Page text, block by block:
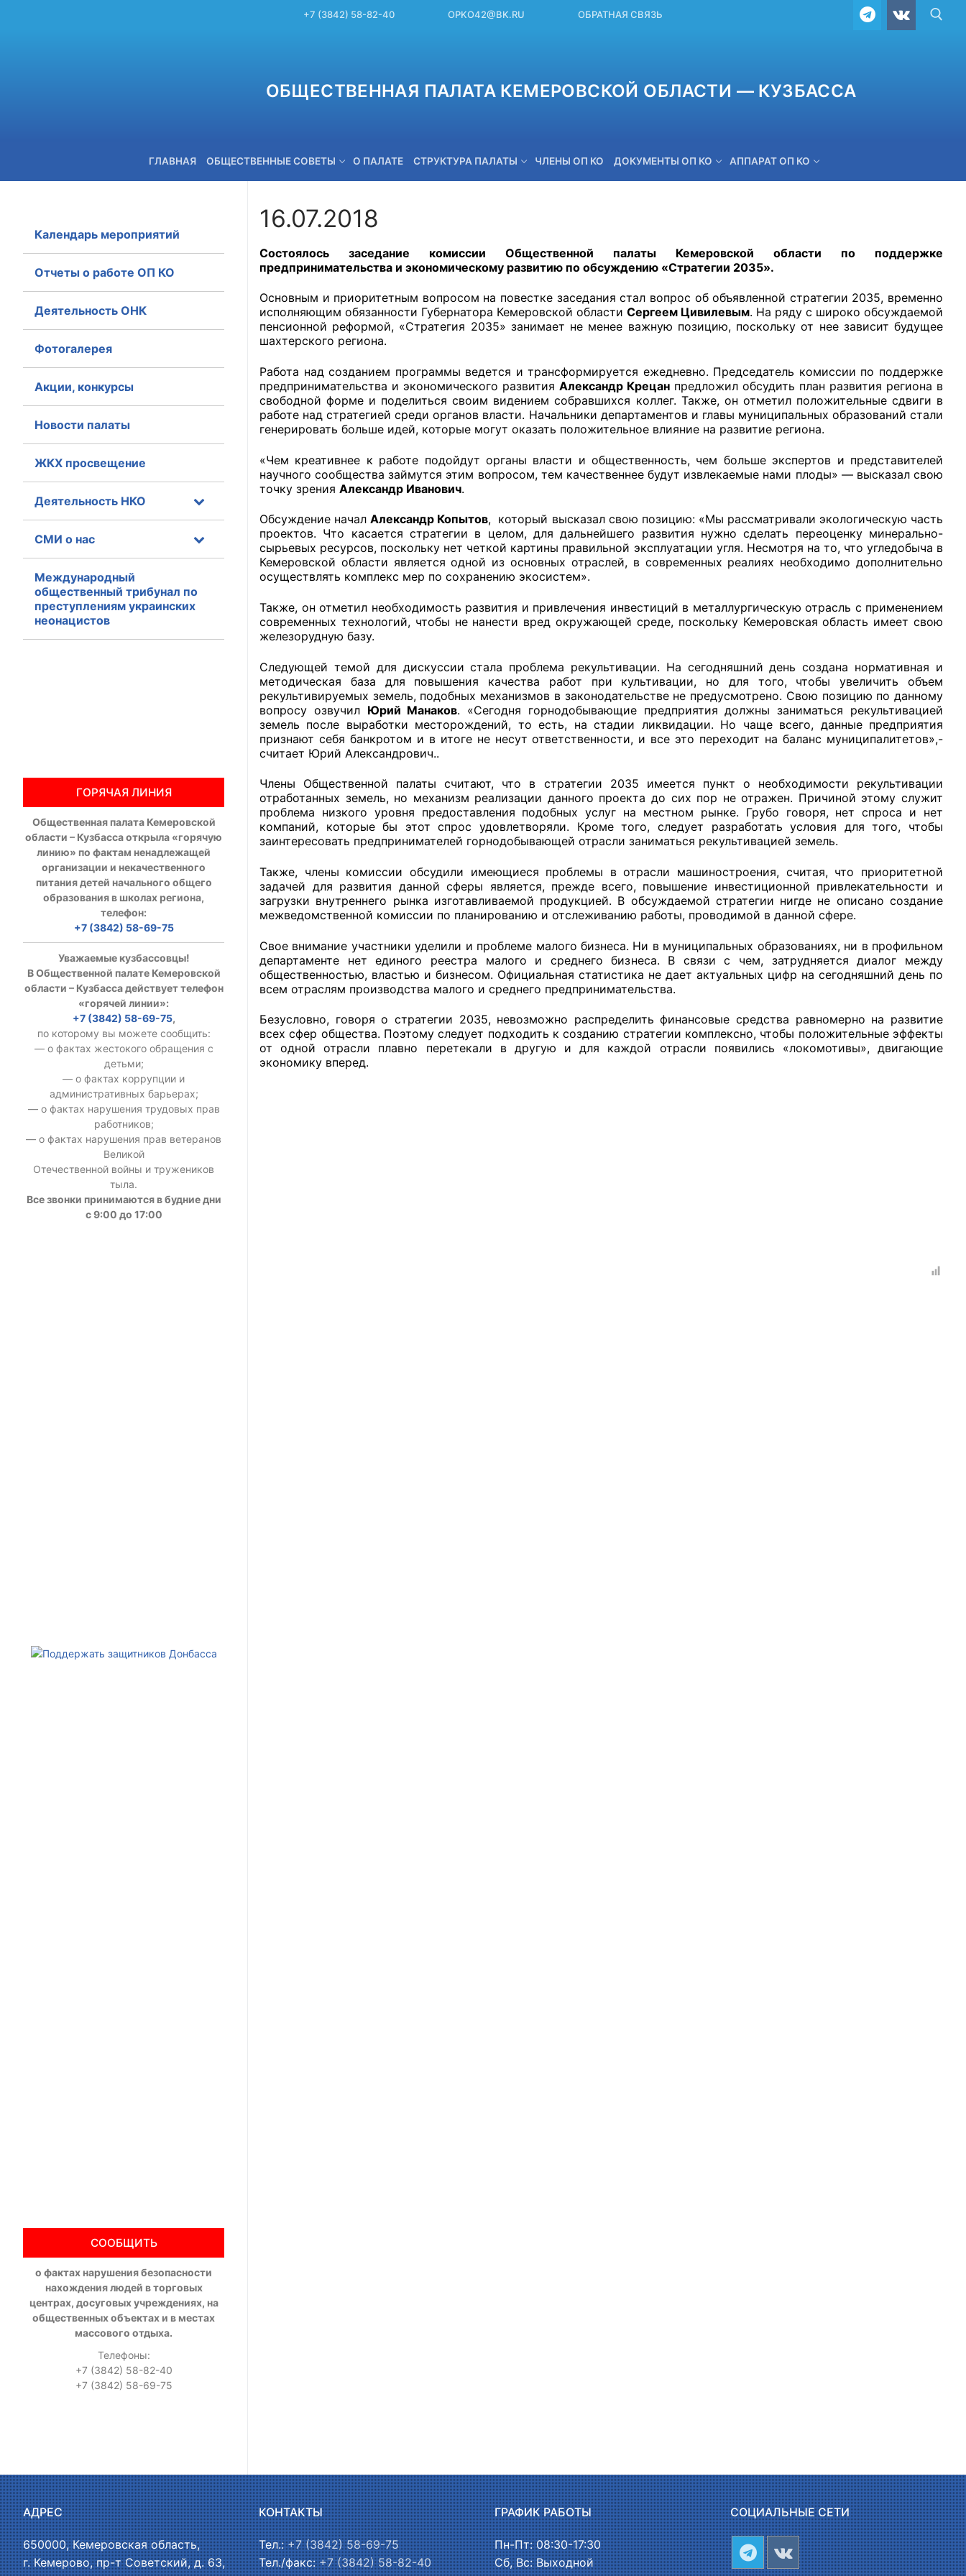
+7 (3842) 58-82-40 OPKO42@BK.RU ОБРАТНАЯ СВЯЗЬ
ОБЩЕСТВЕННАЯ ПАЛАТА КЕМЕРОВСКОЙ ОБЛАСТИ — КУЗБАССА
ГЛАВНАЯ ОБЩЕСТВЕННЫЕ СОВЕТЫ О ПАЛАТЕ СТРУКТУРА ПАЛАТЫ ЧЛЕНЫ ОП КО ДОКУМЕНТЫ ОП КО АППАРАТ ОП КО
+7 (3842) 58-82-40 OPKO42@BK.RU ОБРАТНАЯ СВЯЗЬ
Общественные советы
Общественные советы при территориальных органах федеральных органов
исполнительной власти
Общественные советы по проведению независимой оценки качества условий
оказания услуг
О Палате
Структура Палаты
Комиссии
Экспертный совет ОП КО
Совет ОП КО
Общественный штаб
Члены ОП КО
Документы ОП КО
Регламент ОП КО
Кодекс этики ОП КО
Положения
Рекомендации
Порядок работы ЦОН
Аппарат ОП КО
УСТАВ ГКУ “АППАРАТ ОП КО”
Доходы руководителя за 2024 г.
16.07.2018
Состоялось заседание комиссии Общественной палаты Кемеровской области по поддержке
предпринимательства и экономическому развитию по обсуждению «Стратегии 2035».
Основным и приоритетным вопросом на повестке заседания стал вопрос об объявленной стратегии 2035, временно
исполняющим обязанности Губернатора Кемеровской области Сергеем Цивилевым. На ряду с широко обсуждаемой
пенсионной реформой, «Стратегия 2035» занимает не менее важную позицию, поскольку от нее зависит будущее
шахтерского региона.
Работа над созданием программы ведется и трансформируется ежедневно. Председатель комиссии по поддержке
предпринимательства и экономического развитияАлександр Крецан предложил обсудить план развития региона в
свободной форме и поделиться своим видением собравшихся коллег. Также, он отметил положительные сдвиги в
работе над стратегией среди органов власти. Начальники департаментов и главы муниципальных образований стали
генерировать больше идей, которые могут оказать положительное влияние на развитие региона.
«Чем креативнее к работе подойдут органы власти и общественность, чем больше экспертов и представителей
научного сообщества займутся этим вопросом, тем качественнее будут извлекаемые нами плоды» — высказал свою
точку зрения Александр Иванович.
Обсуждение началАлександр Копытов, который высказал свою позицию: «Мы рассматривали экологическую часть
проектов. Что касается стратегии в целом, для дальнейшего развития нужно сделать переоценку минерально-
сырьевых ресурсов, поскольку нет четкой картины правильной эксплуатации угля. Несмотря на то, что угледобыча в
Кемеровской области является одной из основных отраслей, в современных реалиях необходимо дополнительно
осуществлять комплекс мер по сохранению экосистем».
Также, он отметил необходимость развития и привлечения инвестиций в металлургическую отрасль с применением
современных технологий, чтобы не нанести вред окружающей среде, поскольку Кемеровская область имеет свою
железорудную базу.
Следующей темой для дискуссии стала проблема рекультивации. На сегодняшний день создана нормативная и
методическая база для повышения качества работ при культивации, но для того, чтобы увеличить объем
рекультивируемых земель, подобных механизмов в законодательстве не предусмотрено. Свою позицию по данному
вопросу озвучил Юрий Манаков. «Сегодня горнодобывающие предприятия должны заниматься рекультивацией
земель после выработки месторождений, то есть, на стадии ликвидации. Но чаще всего, данные предприятия
признают себя банкротом и в итоге не несут ответственности, и все это переходит на баланс муниципалитетов»,-
считает Юрий Александрович..
Члены Общественной палаты считают, что в стратегии 2035 имеется пункт о необходимости рекультивации
отработанных земель, но механизм реализации данного проекта до сих пор не отражен. Причиной этому служит
проблема низкого уровня предоставления подобных услуг на местном рынке. Грубо говоря, нет спроса и нет
компаний, которые бы этот спрос удовлетворяли. Кроме того, следует разработать условия для того, чтобы
заинтересовать предпринимателей горнодобывающей отрасли заниматься рекультивацией земель.
Также, члены комиссии обсудили имеющиеся проблемы в отрасли машиностроения, считая, что приоритетной
задачей для развития данной сферы является, прежде всего, повышение инвестиционной привлекательности и
загрузки внутреннего рынка изготавливаемой продукцией. В обсуждаемой стратегии нигде не описано создание
межведомственной комиссии по планированию и отслеживанию работы, проводимой в данной сфере.
Свое внимание участники уделили и проблеме малого бизнеса. Ни в муниципальных образованиях, ни в профильном
департаменте нет единого реестра малого и среднего бизнеса. В связи с чем, затрудняется диалог между
общественностью, властью и бизнесом. Официальная статистика не дает актуальных цифр на сегодняшний день по
всем отраслям производства малого и среднего предпринимательства.
Безусловно, говоря о стратегии 2035, невозможно распределить финансовые средства равномерно на развитие
всех сфер общества. Поэтому следует подходить к созданию стратегии комплексно, чтобы положительные эффекты
от одной отрасли плавно перетекали в другую и для каждой отрасли появились «локомотивы», двигающие
экономику вперед.
Календарь мероприятий
Отчеты о работе ОП КО
Деятельность ОНК
Фотогалерея
Акции, конкурсы
Новости палаты
ЖКХ просвещение
Деятельность НКО
СМИ о нас
Международный
общественный трибунал по
преступлениям украинских
неонацистов
ГОРЯЧАЯ ЛИНИЯ
Общественная палата Кемеровской
области – Кузбасса открыла «горячую
линию» по фактам ненадлежащей
организации и некачественного
питания детей начального общего
образования в школах региона,
телефон:
+7 (3842) 58-69-75
Уважаемые кузбассовцы!
В Общественной палате Кемеровской
области – Кузбасса действует телефон
«горячей линии»:
+7 (3842) 58-69-75,
по которому вы можете сообщить:
— о фактах жестокого обращения с
детьми;
— о фактах коррупции и
административных барьерах;
— о фактах нарушения трудовых прав
работников;
— о фактах нарушения прав ветеранов
Великой
Отечественной войны и тружеников
тыла.
Все звонки принимаются в будние дни
с 9:00 до 17:00
СООБЩИТЬ
о фактах нарушения безопасности
нахождения людей в торговых
центрах, досуговых учреждениях, на
общественных объектах и в местах
массового отдыха.
Телефоны:
+7 (3842) 58-82-40
+7 (3842) 58-69-75
АДРЕС
650000, Кемеровская область,
г. Кемерово, пр-т Советский, д. 63,
КОНТАКТЫ
Тел.:+7 (3842) 58-69-75
Тел./факс:+7 (3842) 58-82-40
ГРАФИК РАБОТЫ
Пн-Пт: 08:30-17:30
Сб, Вс: Выходной
СОЦИАЛЬНЫЕ СЕТИ